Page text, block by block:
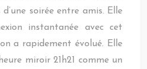
d’une soirée entre amis. Elle
instantanée avec cet
a rapidement évolué. Elle
miroir 21h21 comme un